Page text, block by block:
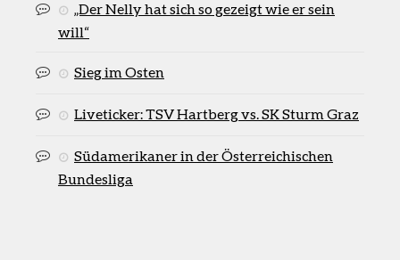
„Der Nelly hat sich so gezeigt wie er sein
will“
Sieg im Osten
Liveticker: TSV Hartberg vs. SK Sturm Graz
Südamerikaner in der Österreichischen
Bundesliga